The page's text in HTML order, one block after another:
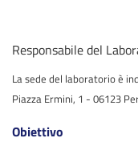
Responsabile del
La sede del laboratorio è
Piazza Ermini, 1 - 06123
Obiettivo